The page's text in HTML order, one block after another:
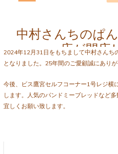
中村さんちのぱ
店が閉店
2024年12月31日をもちまして中村さんち
となりました。25年間のご愛顧誠にあり
今後、ビス鷹宮セルフコーナー1号レジ横
します。人気のパンドミーブレッドなど
宜しくお願い致します。